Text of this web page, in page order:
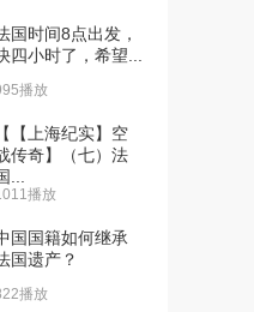
四）
09:24
四）
09:29
五）
国时间8点出发，
四小时了，希望...
播放
【【上海纪实】空
传奇】（七）法
...
播放
国国籍如何继承
国遗产？
播放